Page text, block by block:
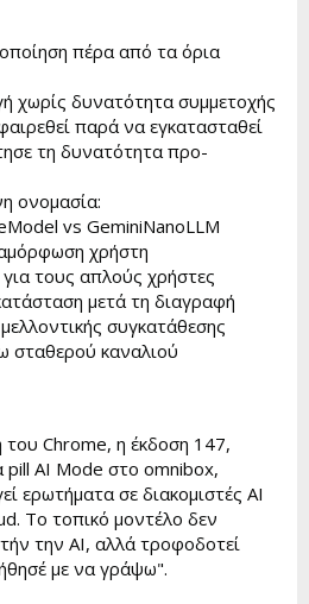
πέρα από τα όρια
χωρίς δυνατότητα συμμετοχής
παρά να εγκατασταθεί
τη δυνατότητα προ-
ονομασία:
vs GeminiNanoLLM
χρήστη
τους απλούς χρήστες
μετά τη διαγραφή
συγκατάθεσης
σταθερού καναλιού
Chrome, η έκδοση 147,
pill AI Mode στο omnibox,
ερωτήματα σε διακομιστές AI
Το τοπικό μοντέλο δεν
την AI, αλλά τροφοδοτεί
με να γράψω".